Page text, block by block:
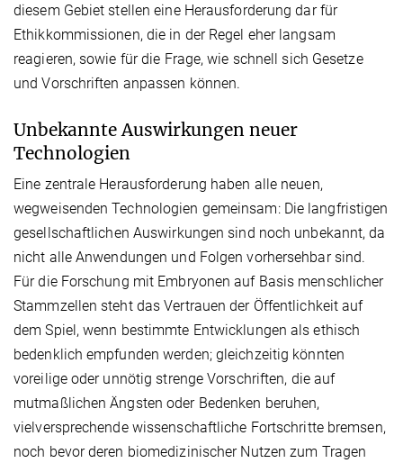
diesem Gebiet stellen eine Herausforderung dar für
Ethikkommissionen, die in der Regel eher langsam
reagieren, sowie für die Frage, wie schnell sich Gesetze
und Vorschriften anpassen können.
Unbekannte Auswirkungen neuer
Technologien
Eine zentrale Herausforderung haben alle neuen,
wegweisenden Technologien gemeinsam: Die langfristigen
gesellschaftlichen Auswirkungen sind noch unbekannt, da
nicht alle Anwendungen und Folgen vorhersehbar sind.
Für die Forschung mit Embryonen auf Basis menschlicher
Stammzellen steht das Vertrauen der Öffentlichkeit auf
dem Spiel, wenn bestimmte Entwicklungen als ethisch
bedenklich empfunden werden; gleichzeitig könnten
voreilige oder unnötig strenge Vorschriften, die auf
mutmaßlichen Ängsten oder Bedenken beruhen,
vielversprechende wissenschaftliche Fortschritte bremsen,
noch bevor deren biomedizinischer Nutzen zum Tragen